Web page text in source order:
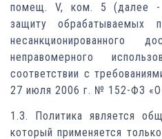
помещ. V, ком. 5 (далее -
защиту обрабатываемых
несанкционированного
неправомерного
соответствии с
27 июля 2006 г. № 152-ФЗ «О
1.3. Политика является
который применяется